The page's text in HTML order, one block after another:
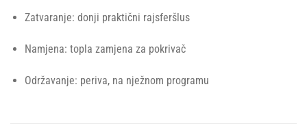
Zatvaranje: donji praktični rajsferšlus
Namjena: topla zamjena za pokrivač
Održavanje: periva, na nježnom programu